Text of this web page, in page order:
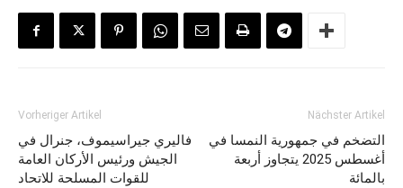
Vorheriger Artikel
فاليري جيراسيموف، جنرال في
الجيش ورئيس الأركان العامة
للقوات المسلحة للاتحاد
Nächster Artikel
التضخم في جمهورية النمسا في
أغسطس 2025 يتجاوز أربعة
بالمائة